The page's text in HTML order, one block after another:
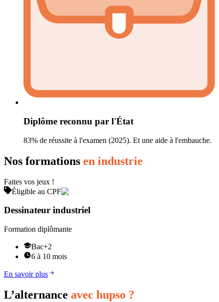
Diplôme reconnu par l'État
83% de réussite à l'examen (2025). Et une aide à l'embauche.
Nos formations en industrie
Faites vos jeux !
Éligible au CPF
Dessinateur industriel
Formation diplômante
Bac+2
6 à 10 mois
En savoir plus
L’alternance avec hupso ?